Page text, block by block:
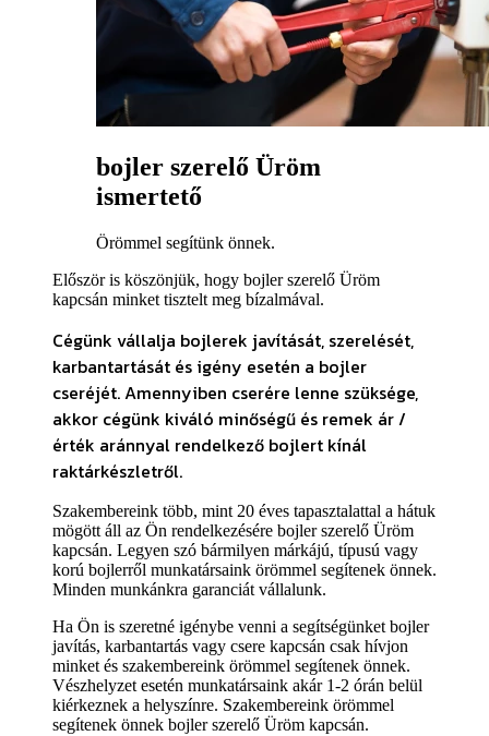
bojler szerelő Üröm
ismertető
Örömmel segítünk önnek.
Először is köszönjük, hogy bojler szerelő Üröm
kapcsán minket tisztelt meg bízalmával.
Cégünk vállalja bojlerek javítását, szerelését,
karbantartását és igény esetén a bojler
cseréjét. Amennyiben cserére lenne szüksége,
akkor cégünk kiváló minőségű és remek ár /
érték aránnyal rendelkező bojlert kínál
raktárkészletről.
Szakembereink több, mint 20 éves tapasztalattal a hátuk
mögött áll az Ön rendelkezésére bojler szerelő Üröm
kapcsán. Legyen szó bármilyen márkájú, típusú vagy
korú bojlerről munkatársaink örömmel segítenek önnek.
Minden munkánkra garanciát vállalunk.
Ha Ön is szeretné igénybe venni a segítségünket bojler
javítás, karbantartás vagy csere kapcsán csak hívjon
minket és szakembereink örömmel segítenek önnek.
Vészhelyzet esetén munkatársaink akár 1-2 órán belül
kiérkeznek a helyszínre. Szakembereink örömmel
segítenek önnek bojler szerelő Üröm kapcsán.